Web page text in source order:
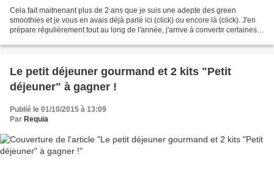
Cela fait maitnenant plus de 2 ans que je suis une adepte des green
smoothies et je vous en avais déjà parlé ici (click) ou encore là (click). J'en
prépare régulièrement tout au long de l'année, j'arrive à convertir certaines
Le petit déjeuner gourmand et 2 kits "Petit
déjeuner" à gagner !
Publié le 01/10/2015 à 13:09
Par Requia